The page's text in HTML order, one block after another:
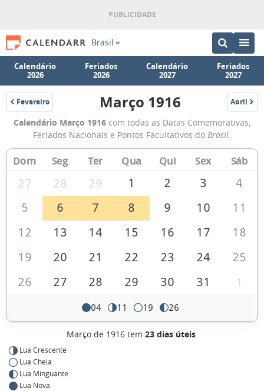
Brasil
Calendário
2026
Feriados
2026
Calendário
2027
Feriados
2027
Fevereiro
1916
Calendário
de
Março
de
1916
Março 1916 Abril
1916
Calendário Março 1916 com todas as Datas Comemorativas,
Feriados Nacionais e Pontos Facultativos do Brasil.
Dom Seg Ter Qua Qui Sex Sáb
27 28 29 1 2 3
4
5
6 7 8 9 10
11
12
13 14 15 16 17
18
19
20 21 22 23 24
25
26
27 28 29 30 31 1
04 11 19 26
Março de 1916 tem 23 dias úteis.
Lua Crescente
Lua Cheia
Lua Minguante
Lua Nova